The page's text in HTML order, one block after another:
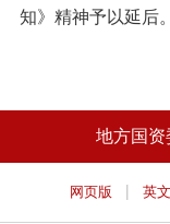
知》精神予以延后。
地方国资
网页版 | 英